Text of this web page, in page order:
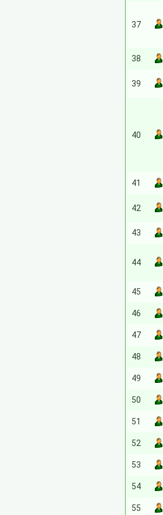
37
38
39
40
41
42
43
44
45
46
47
48
49
50
51
52
53
54
55